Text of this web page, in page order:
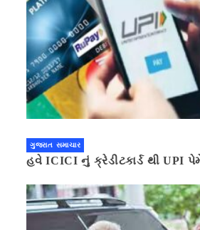
ગુજરાત સમાચાર
હવે ICICI નું ક્રેડીટકાર્ડ થી UPI